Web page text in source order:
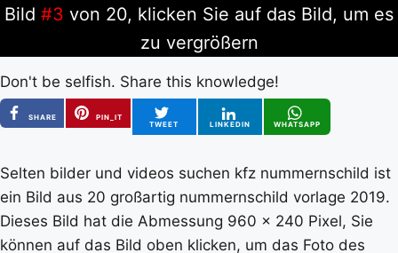
Bild #3 von 20, klicken Sie auf das Bild, um es
zu vergrößern
Don't be selfish. Share this knowledge!
SHARE
PIN_IT
TWEET
LINKEDIN WHATSAPP
Selten bilder und videos suchen kfz nummernschild ist
ein Bild aus 20 großartig nummernschild vorlage 2019.
Dieses Bild hat die Abmessung 960 x 240 Pixel, Sie
können auf das Bild oben klicken, um das Foto des